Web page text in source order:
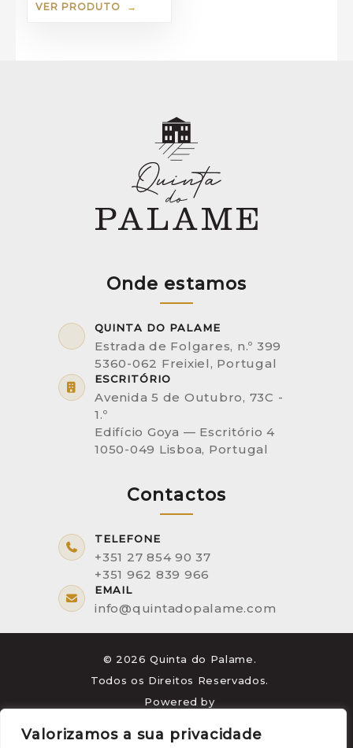
Valorizamos a sua privacidade
VER PRODUTO
Onde estamos
QUINTA DO PALAME
Estrada de Folgares, n.º 399
5360-062 Freixiel, Portugal
ESCRITÓRIO
Avenida 5 de Outubro, 73C -
1.º
Edifício Goya — Escritório 4
1050-049 Lisboa, Portugal
Contactos
TELEFONE
+351 27 854 90 37
+351 962 839 966
EMAIL
info@quintadopalame.com
© 2026 Quinta do Palame.
Todos os Direitos Reservados.
Powered by
marketividade.com